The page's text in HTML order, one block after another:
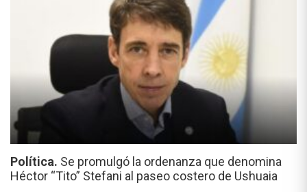
Política. Se promulgó la ordenanza que denomina
Héctor “Tito” Stefani al paseo costero de Ushuaia